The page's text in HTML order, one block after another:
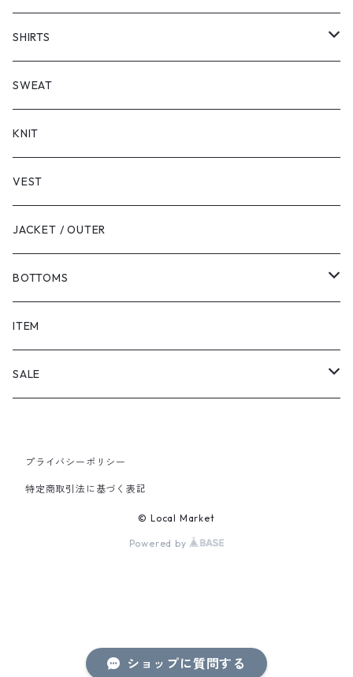
ショップに質問する
SHORT SLEEVE
LONG SLEEVE
SHIRTS
SHORT SLEEVE
LONG SLEEVE
SWEAT
KNIT
VEST
JACKET / OUTER
BOTTOMS
SHORTS
PANTS
ITEM
SALE
PANTS
プライバシーポリシー
特定商取引法に基づく表記
© Local Market
Powered by